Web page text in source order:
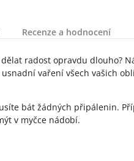
Recenze a hodnocení
radost opravdu dlouho?
usnadní vaření všech vašich
bát žádných připálenin.
v myčce nádobí.